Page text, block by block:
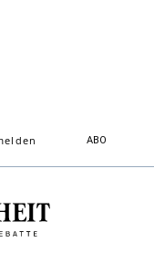
ABO